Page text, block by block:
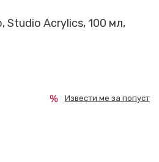
Studio Acrylics, 100 мл,
Извести ме за попуст